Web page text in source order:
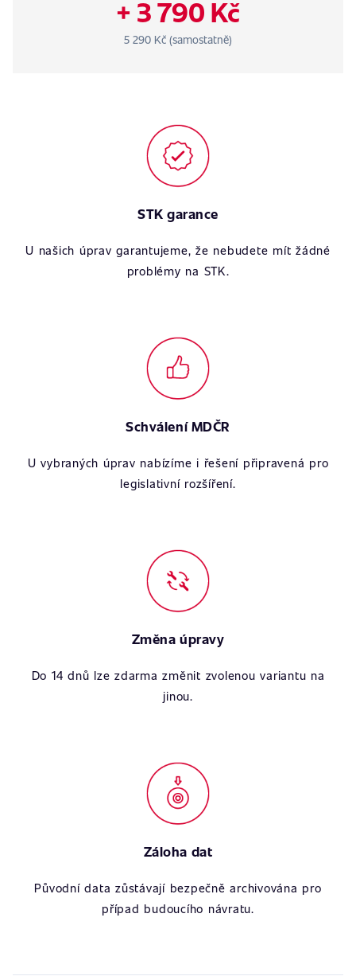
+ 3 790 Kč
5 290 Kč (samostatně)
STK garance
U našich úprav garantujeme, že nebudete mít žádné
problémy na STK.
Schválení MDČR
U vybraných úprav nabízíme i řešení připravená pro
legislativní rozšíření.
Změna úpravy
Do 14 dnů lze zdarma změnit zvolenou variantu na
jinou.
Záloha dat
Původní data zůstávají bezpečně archivována pro
případ budoucího návratu.